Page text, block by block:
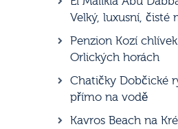
Velký, luxusní, čisté
Penzion Kozí
Orlických horách
Chatičky Dobčické
přímo na vodě
Kavros Beach na